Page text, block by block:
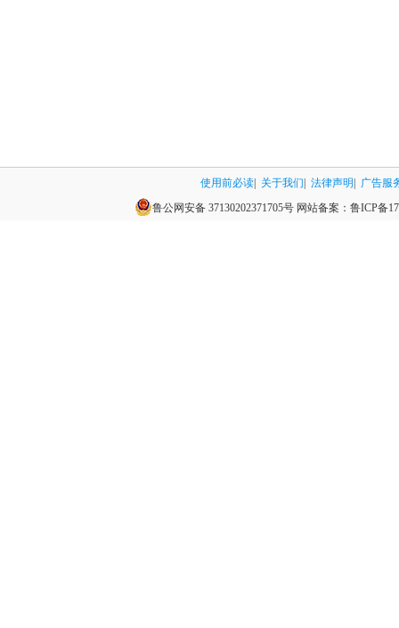
使用前必读 关于我们 法律声明
广告服
鲁公网安备 37130202371705号网站备案： 鲁ICP备